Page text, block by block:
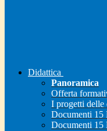
Didattica
Panoramica
Offerta
I progetti delle
Documenti 15
Documenti 15